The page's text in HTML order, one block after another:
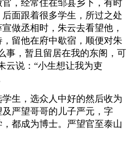
，经常住在邹县乡下，有时
面跟着很多学生，所过之处
做丞相时，朱云去看望他，
留他在府中歇宿，顺便对朱
事，暂且留居在我的东阁，可
云说：“小生想让我为吏
生，选众人中好的然后收为
严望哥哥的儿子严元，字
都成为博士。严望官至泰山